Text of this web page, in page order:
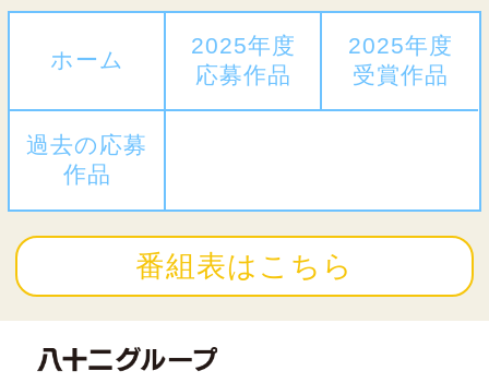
ホーム
2025年度
応募作品
2025年度
受賞作品
過去の応募
作品
番組表はこちら